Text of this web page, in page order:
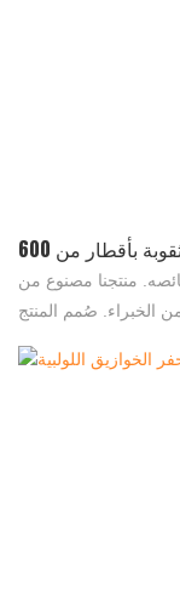
شركة تي-وركس - جهاز حفر الخوازيق المثقوبة بأقطار من 600
مم إلى 1000 مم
منتجنا مصنوع من
الخبراء. صُمم المنتج
لتصميمه الخارجي،